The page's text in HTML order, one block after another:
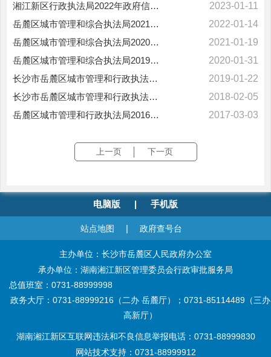
湘江新区行政执法局2022年政府信息公开工作年度报告
2023-01-11
岳麓区城市管理和综合执法局2021年政府信息公开工作年度报告
2022-01-14
岳麓区城市管理和综合执法局2020年政府信息公开工作年度报告
2021-01-19
岳麓区城市管理和综合执法局2019年政府信息公开工作年度报告
2020-01-31
长沙市岳麓区城市管理和行政执法局2018年政府信息公开工作年度报告
2019-01-22
长沙市岳麓区城市管理和行政执法局2017年政府信息公开年度报告
2018-02-05
岳麓区城市管理和行政执法局2016年度政府信息公开年度报告
2017-03-03
上一页 下一页
电脑版 | 手机版
站点地图 | 政府查号台
主办单位：长沙市岳麓区人民政府办公室
承办单位：湖南湘江新区管理委员会行政审批服务局
总值班室：0731-88999998
政务大厅：0731-88999216（二办 岳麓厅）；0731-85114489（三办
高新厅）
湖南湘江新区互联网违法和不良信息举报电话：0731-88999830
网站技术支持：0731-88999912